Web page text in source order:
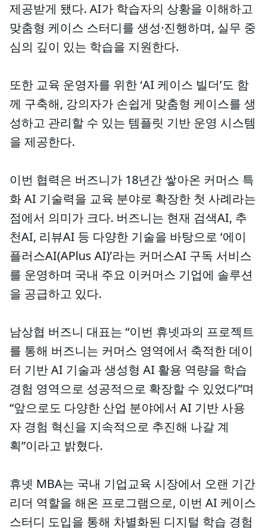
제공받게 됐다. AI가 학습자의 상황을 이해하고
맞춤형 케이스 스터디를 생성·진행하며, 실무 중
심의 깊이 있는 학습을 지원한다.
또한 교육 운영자를 위한 ‘AI 케이스 빌더’도 함
께 구축해, 강의자가 손쉽게 맞춤형 케이스를 생
성하고 관리할 수 있는 템플릿 기반 운영 시스템
을 제공한다.
이번 협력은 버즈니가 18년간 쌓아온 커머스 특
화 AI 기술력을 교육 분야로 확장한 첫 사례라는
점에서 의미가 크다. 버즈니는 현재 검색AI, 추
천AI, 리뷰AI 등 다양한 기술을 바탕으로 ‘에이
플러스AI(APlus AI)’라는 커머스AI 구독 서비스
를 운영하며 국내 주요 이커머스 기업에 솔루션
을 공급하고 있다.
남상협 버즈니 대표는 “이번 휴넷과의 프로젝트
를 통해 버즈니는 커머스 영역에서 축적한 데이
터 기반 AI 기술과 생성형 AI 활용 역량을 학습
경험 영역으로 성공적으로 확장할 수 있었다”며
“앞으로도 다양한 산업 분야에서 AI 기반 사용
자 경험 혁신을 지속적으로 추진해 나갈 계
획”이라고 밝혔다.
휴넷 MBA는 국내 기업교육 시장에서 오랜 기간
리더 역할을 해온 프로그램으로, 이번 AI 케이스
스터디 도입을 통해 차별화된 디지털 학습 경험